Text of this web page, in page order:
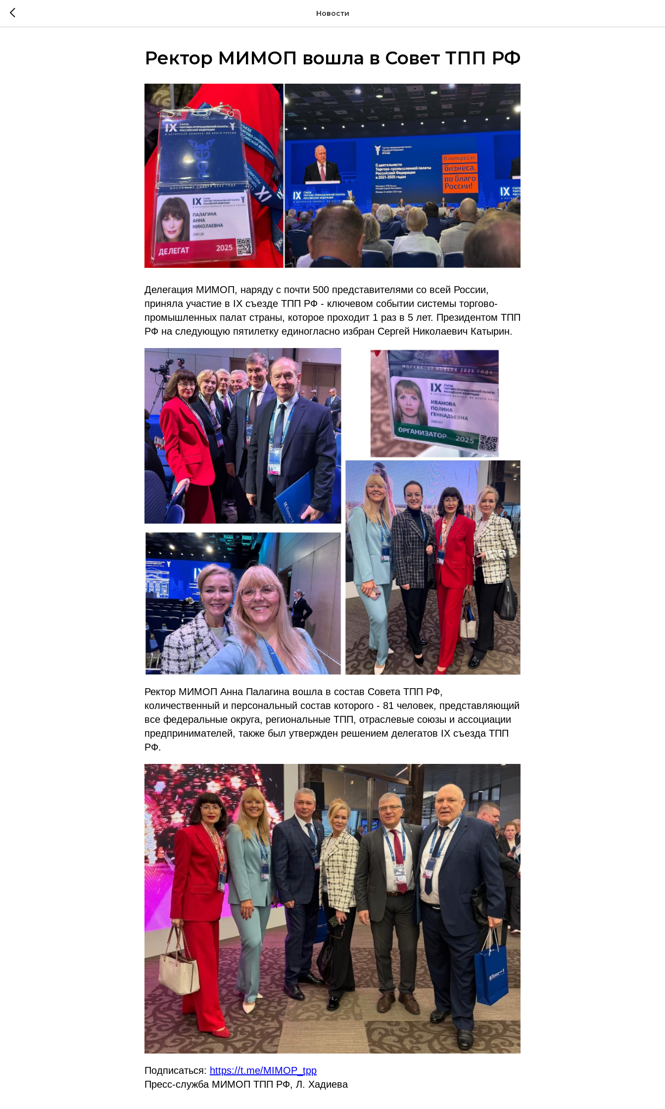
Новости
Ректор МИМОП вошла в Совет ТПП РФ
Делегация МИМОП, наряду с почти 500 представителями со всей России,
приняла участие в IX съезде ТПП РФ - ключевом событии системы торгово-
промышленных палат страны, которое проходит 1 раз в 5 лет. Президентом ТПП
РФ на следующую пятилетку единогласно избран Сергей Николаевич Катырин.
Ректор МИМОП Анна Палагина вошла в состав Совета ТПП РФ,
количественный и персональный состав которого - 81 человек, представляющий
все федеральные округа, региональные ТПП, отраслевые союзы и ассоциации
предпринимателей, также был утвержден решением делегатов IX съезда ТПП
РФ.
Подписаться: https://t.me/MIMOP_tpp
Пресс-служба МИМОП ТПП РФ, Л. Хадиева